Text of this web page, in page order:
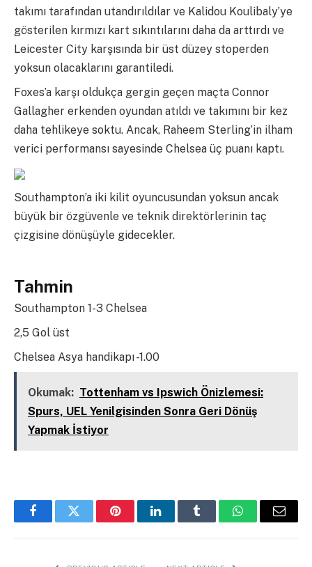
takımı tarafından utandırıldılar ve Kalidou Koulibaly’ye
gösterilen kırmızı kart sıkıntılarını daha da arttırdı ve
Leicester City karşısında bir üst düzey stoperden
yoksun olacaklarını garantiledi.
Foxes’a karşı oldukça gergin geçen maçta Connor
Gallagher erkenden oyundan atıldı ve takımını bir kez
daha tehlikeye soktu. Ancak, Raheem Sterling’in ilham
verici performansı sayesinde Chelsea üç puanı kaptı.
Southampton’a iki kilit oyuncusundan yoksun ancak
büyük bir özgüvenle ve teknik direktörlerinin taç
çizgisine dönüşüyle gidecekler.
Tahmin
Southampton 1-3 Chelsea
2,5 Gol üst
Chelsea Asya handikapı -1.00
Okumak: Tottenham vs Ipswich Önizlemesi:
Spurs, UEL Yenilgisinden Sonra Geri Dönüş
Yapmak İstiyor
FacebookTwitter PinterestLinkedInTumblr WhatsAppEmail